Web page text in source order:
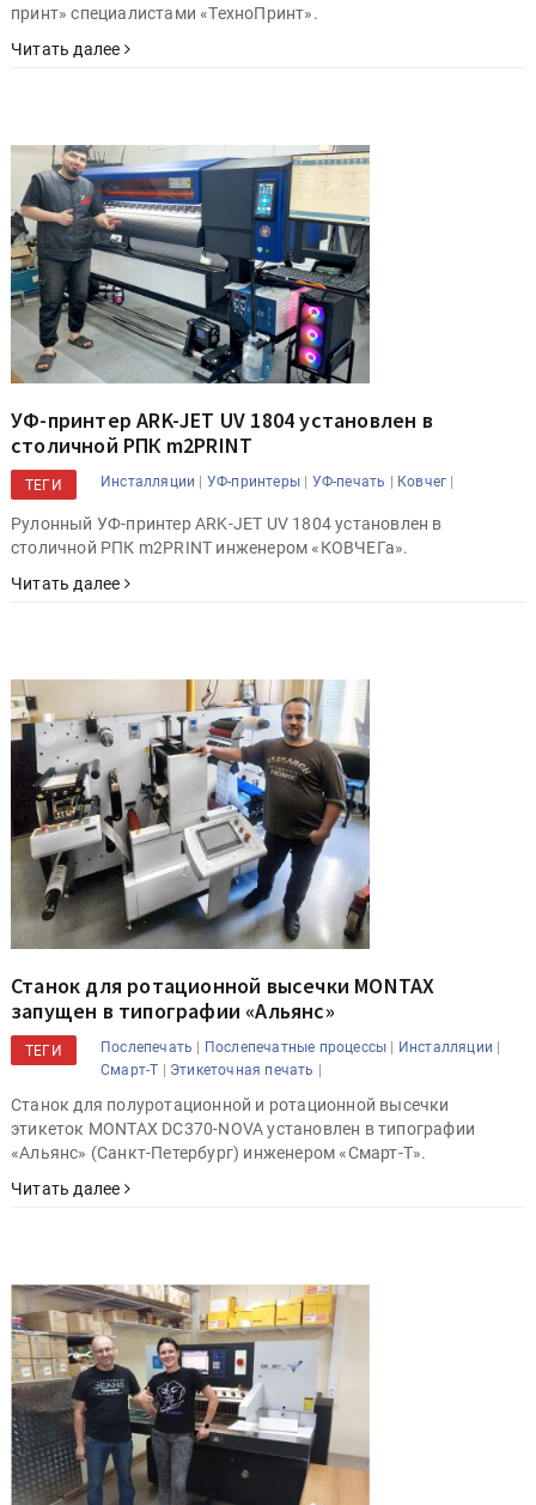
принт» специалистами «ТехноПринт».
Читать далее
УФ-принтер ARK-JET UV 1804 установлен в
столичной РПК m2PRINT
ТЕГИ Инсталляции | УФ-принтеры | УФ-печать | Ковчег |
Рулонный УФ-принтер ARK-JET UV 1804 установлен в
столичной РПК m2PRINT инженером «КОВЧЕГа».
Читать далее
Станок для ротационной высечки MONTAX
запущен в типографии «Альянс»
ТЕГИ Послепечать | Послепечатные процессы | Инсталляции |
Смарт-Т | Этикеточная печать |
Станок для полуротационной и ротационной высечки
этикеток MONTAX DC370-NOVA установлен в типографии
«Альянс» (Санкт-Петербург) инженером «Смарт-Т».
Читать далее